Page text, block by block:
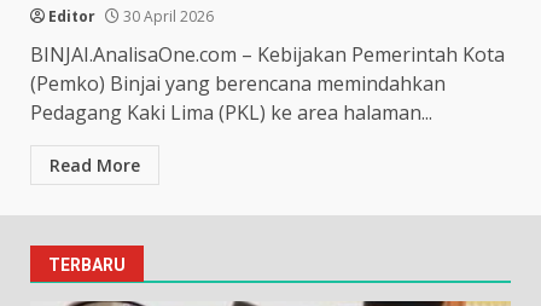
Editor 30 April 2026
BINJAI.AnalisaOne.com – Kebijakan Pemerintah Kota
(Pemko) Binjai yang berencana memindahkan
Pedagang Kaki Lima (PKL) ke area halaman...
Read More
TERBARU